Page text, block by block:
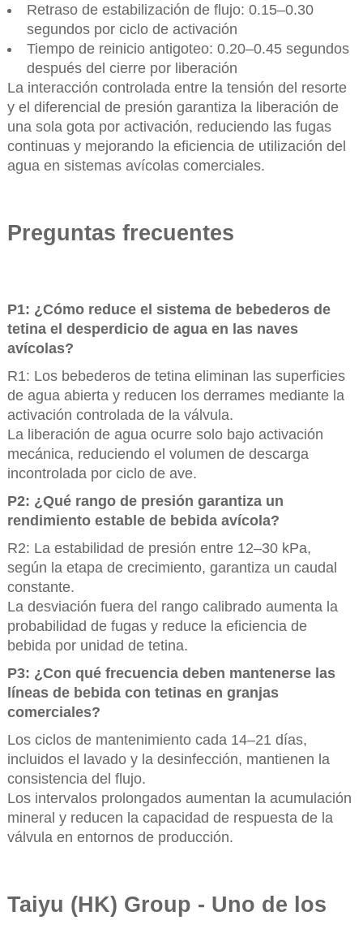
Retraso de estabilización de flujo: 0.15–0.30
segundos por ciclo de activación
Tiempo de reinicio antigoteo: 0.20–0.45 segundos
después del cierre por liberación
La interacción controlada entre la tensión del resorte
y el diferencial de presión garantiza la liberación de
una sola gota por activación, reduciendo las fugas
continuas y mejorando la eficiencia de utilización del
agua en sistemas avícolas comerciales.
Preguntas frecuentes
P1: ¿Cómo reduce el sistema de bebederos de
tetina el desperdicio de agua en las naves
avícolas?
R1: Los bebederos de tetina eliminan las superficies
de agua abierta y reducen los derrames mediante la
activación controlada de la válvula.
La liberación de agua ocurre solo bajo activación
mecánica, reduciendo el volumen de descarga
incontrolada por ciclo de ave.
P2: ¿Qué rango de presión garantiza un
rendimiento estable de bebida avícola?
R2: La estabilidad de presión entre 12–30 kPa,
según la etapa de crecimiento, garantiza un caudal
constante.
La desviación fuera del rango calibrado aumenta la
probabilidad de fugas y reduce la eficiencia de
bebida por unidad de tetina.
P3: ¿Con qué frecuencia deben mantenerse las
líneas de bebida con tetinas en granjas
comerciales?
Los ciclos de mantenimiento cada 14–21 días,
incluidos el lavado y la desinfección, mantienen la
consistencia del flujo.
Los intervalos prolongados aumentan la acumulación
mineral y reducen la capacidad de respuesta de la
válvula en entornos de producción.
Taiyu (HK) Group - Uno de los